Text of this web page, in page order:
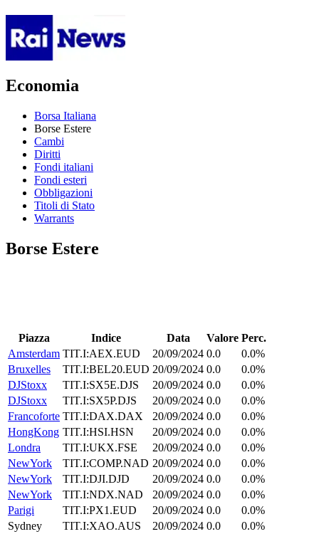
Economia
Borsa Italiana
Borse Estere
Cambi
Diritti
Fondi italiani
Fondi esteri
Obbligazioni
Titoli di Stato
Warrants
Borse Estere
Piazza Indice Data Valore Perc.
Amsterdam TIT.I:AEX.EUD 20/09/2024 0.0
0.0%
Bruxelles
TIT.I:BEL20.EUD 20/09/2024 0.0
0.0%
DJStoxx
TIT.I:SX5E.DJS 20/09/2024 0.0
0.0%
DJStoxx
TIT.I:SX5P.DJS 20/09/2024 0.0
0.0%
Francoforte TIT.I:DAX.DAX 20/09/2024 0.0
0.0%
HongKong TIT.I:HSI.HSN 20/09/2024 0.0
0.0%
Londra
TIT.I:UKX.FSE 20/09/2024 0.0
0.0%
NewYork
TIT.I:COMP.NAD 20/09/2024 0.0
0.0%
NewYork
TIT.I:DJI.DJD 20/09/2024 0.0
0.0%
NewYork
TIT.I:NDX.NAD 20/09/2024 0.0
0.0%
Parigi
TIT.I:PX1.EUD 20/09/2024 0.0
0.0%
Sydney
TIT.I:XAO.AUS 20/09/2024 0.0
0.0%